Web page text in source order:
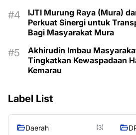
IJTI Murung Raya (Mura)
Perkuat Sinergi untuk
Bagi Masyarakat Mura
Akhirudin Imbau
Tingkatkan Kewaspadaan
Kemarau
Label List
Daerah (3)